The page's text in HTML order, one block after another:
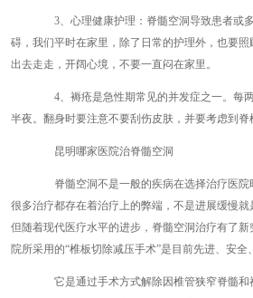
3、心理健康护理：脊髓空洞导致患者或
碍，我们平时在家里，除了日常的护理外，也要
出去走走，开阔心境，不要一直闷在家里。
4、褥疮是急性期常见的并发症之一。每
半夜。翻身时要注意不要刮伤皮肤，并要考虑到脊
昆明哪家医院治脊髓空洞
脊髓空洞不是一般的疾病在选择治疗医院
很多治疗都存在着治疗上的弊端，不是进展缓慢就
但随着现代医疗水平的进步，脊髓空洞治疗有了
院所采用的“椎板切除减压手术”是目前先进、安全
它是通过手术方式解除因椎管狭窄脊髓和